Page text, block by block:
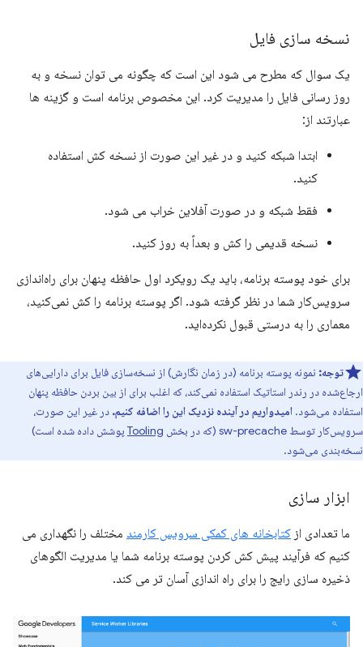
نسخه سازی فایل
یک سوال که مطرح می شود این است که چگونه می توان نسخه و به
روز رسانی فایل را مدیریت کرد. این مخصوص برنامه است و گزینه ها
عبارتند از:
ابتدا شبکه کنید و در غیر این صورت از نسخه کش استفاده
کنید.
فقط شبکه و در صورت آفلاین خراب می شود.
نسخه قدیمی را کش و بعداً به روز کنید.
برای خود پوسته برنامه، باید یک رویکرد اول حافظه پنهان برای راه‌اندازی
سرویس‌کار شما در نظر گرفته شود. اگر پوسته برنامه را کش نمی‌کنید،
معماری را به درستی قبول نکرده‌اید.
توجه: نمونه پوسته برنامه (در زمان نگارش) از نسخه‌سازی فایل برای دارایی‌های
ارجاع‌شده در رندر استاتیک استفاده نمی‌کند، که اغلب برای از بین بردن حافظه پنهان
استفاده می‌شود. امیدواریم در آینده نزدیک این را اضافه کنیم. در غیر این صورت،
سرویس‌کار توسط sw-precache (که در بخش
Tooling پوشش داده شده است)
نسخه‌بندی می‌شود.
ابزار سازی
ما تعدادی از کتابخانه های کمکی سرویس کارمند مختلف را نگهداری می
کنیم که فرآیند پیش کش کردن پوسته برنامه شما یا مدیریت الگوهای
ذخیره سازی رایج را برای راه اندازی آسان تر می کند.